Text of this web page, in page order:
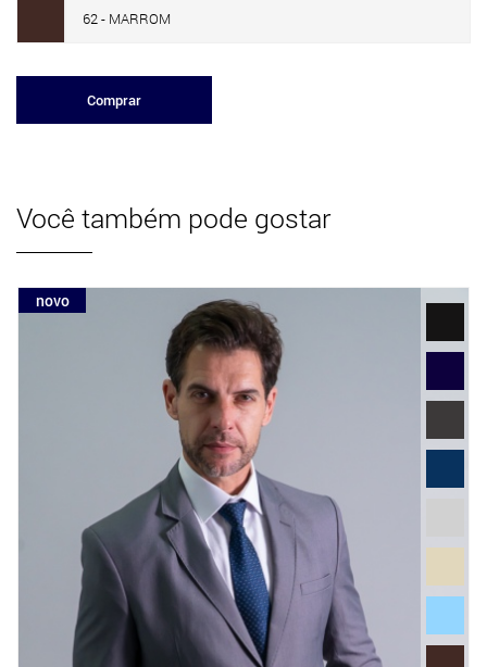
62 - MARROM
Comprar
Você também pode gostar
novo